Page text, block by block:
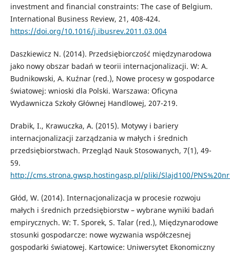
investment and financial constraints: The case of Belgium.
International Business Review, 21, 408-424.
https://doi.org/10.1016/j.ibusrev.2011.03.004
Daszkiewicz N. (2014). Przedsiębiorczość międzynarodowa
jako nowy obszar badań w teorii internacjonalizacji. W: A.
Budnikowski, A. Kuźnar (red.), Nowe procesy w gospodarce
światowej: wnioski dla Polski. Warszawa: Oficyna
Wydawnicza Szkoły Głównej Handlowej, 207-219.
Drabik, I., Krawuczka, A. (2015). Motywy i bariery
internacjonalizacji zarządzania w małych i średnich
przedsiębiorstwach. Przegląd Nauk Stosowanych, 7(1), 49-
59.
http://cms.strona.gwsp.hostingasp.pl/pliki/Slajd100/
Głód, W. (2014). Internacjonalizacja w procesie rozwoju
małych i średnich przedsiębiorstw – wybrane wyniki badań
empirycznych. W: T. Sporek, S. Talar (red.), Międzynarodowe
stosunki gospodarcze: nowe wyzwania współczesnej
gospodarki światowej. Kartowice: Uniwersytet Ekonomiczny